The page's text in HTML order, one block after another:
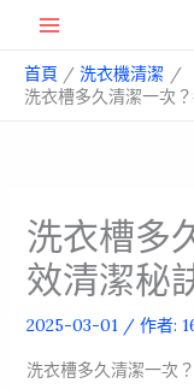
Menu
首頁
洗衣機清潔
洗衣槽多久清潔一次
洗衣槽多
效清潔秘
2025-03-01 / 作者:
洗衣槽多久清潔一次